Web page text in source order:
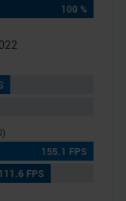
zu Ihrer
weiter. Unsere
mit
bereitgestellt
der Dienste
100 %
155.1 FPS
111.6 FPS